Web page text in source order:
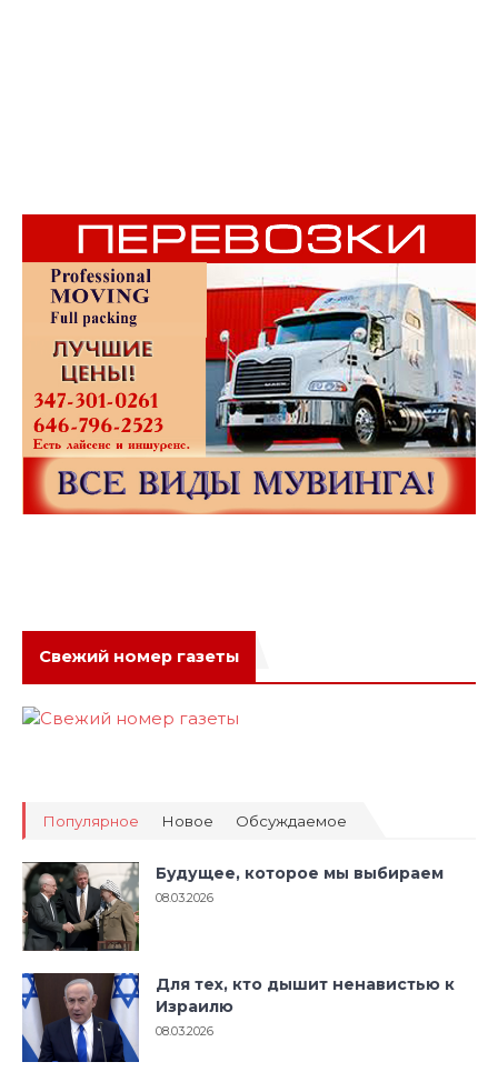
Свежий номер газеты
Популярное Новое Обсуждаемое
Будущее, которое мы выбираем
08.03.2026
Для тех, кто дышит ненавистью к
Израилю
08.03.2026